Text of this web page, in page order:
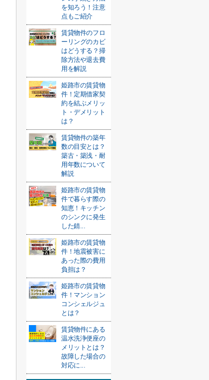
を知ろう！注意
点もご紹介
賃貸物件のフロ
ーリングのカビ
はどうする？掃
除方法や退去費
用を解説
姫路市の賃貸物
件！定期借家契
約を結ぶメリッ
ト・デメリット
は？
賃貸物件の築年
数の目安とは？
築古・築浅・耐
用年数について
解説
姫路市の賃貸物
件で暮らす際の
知恵！キッチン
のシンクに発生
した錆...
姫路市の賃貸物
件！地震被害に
あった際の費用
負担は？
姫路市の賃貸物
件！マンション
コンシェルジュ
とは？
賃貸物件にある
温水洗浄便座の
メリットとは？
故障した場合の
対応に...